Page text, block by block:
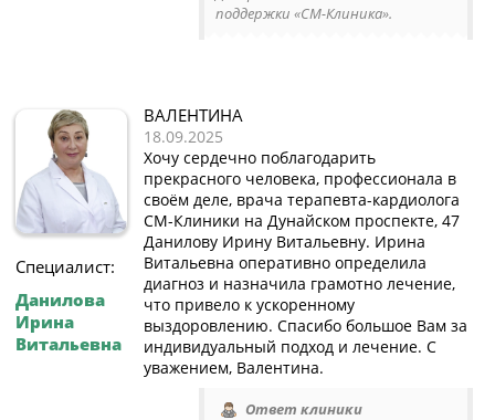
поддержки «СМ-Клиника».
Специалист:
Данилова
Ирина
Витальевна
ВАЛЕНТИНА
18.09.2025
Хочу сердечно поблагодарить
прекрасного человека, профессионала в
своём деле, врача терапевта-кардиолога
СМ-Клиники на Дунайском проспекте, 47
Данилову Ирину Витальевну. Ирина
Витальевна оперативно определила
диагноз и назначила грамотно лечение,
что привело к ускоренному
выздоровлению. Спасибо большое Вам за
индивидуальный подход и лечение. С
уважением, Валентина.
Ответ клиники